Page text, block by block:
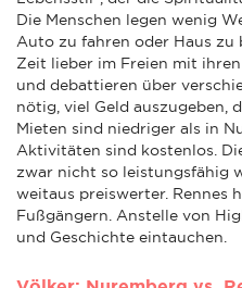
Die Menschen legen wenig
Auto zu fahren oder Haus
Zeit lieber im Freien mit
und debattieren über
nötig, viel Geld auszugeben,
Mieten sind niedriger als in
Aktivitäten sind kostenlos.
zwar nicht so leistungsfähig
weitaus preiswerter. Rennes
Fußgängern. Anstelle von
und Geschichte eintauchen.